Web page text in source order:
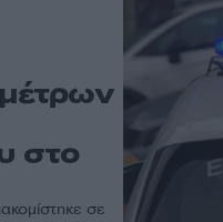
στο
σε